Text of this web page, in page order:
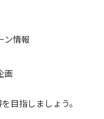
ン情報
画
目指しましょう。